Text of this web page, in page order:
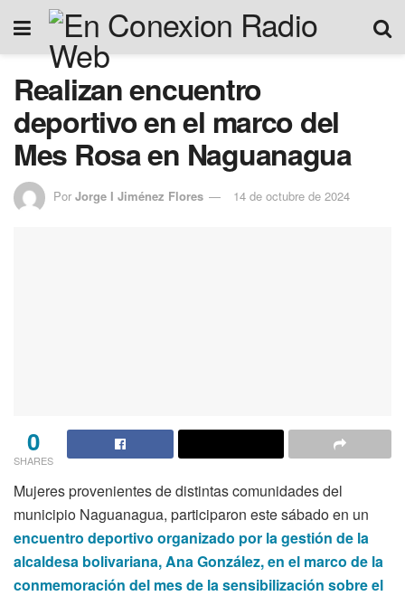
Realizan encuentro
deportivo en el marco del
Mes Rosa en Naguanagua
Por Jorge I Jiménez Flores 14 de octubre de 2024
0
SHARES
Mujeres provenientes de distintas comunidades del
municipio Naguanagua, participaron este sábado en un
encuentro deportivo organizado por la gestión de la
alcaldesa bolivariana, Ana González, en el marco de la
conmemoración del mes de la sensibilización sobre el